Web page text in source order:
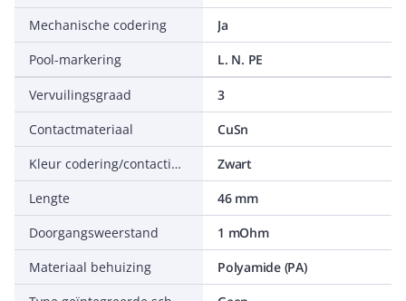
Mechanische codering
Ja
Pool-markering
L. N. PE
Vervuilingsgraad
3
Contactmateriaal
CuSn
Kleur codering/contactinzetstuk
Zwart
Lengte
46 mm
Doorgangsweerstand
1 mOhm
Materiaal behuizing
Polyamide (PA)